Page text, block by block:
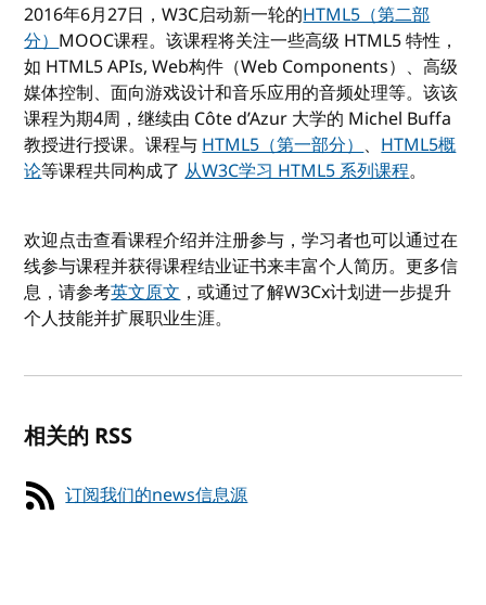
2016年6月27日，W3C启动新一轮的HTML5（第二部
分）MOOC课程。该课程将关注一些高级 HTML5 特性，
如 HTML5 APIs, Web构件（Web Components）、高级
媒体控制、面向游戏设计和音乐应用的音频处理等。该该
课程为期4周，继续由 Côte d’Azur 大学的 Michel Buffa
教授进行授课。课程与HTML5（第一部分）、HTML5概
论等课程共同构成了从W3C学习 HTML5 系列课程。
欢迎点击查看课程介绍并注册参与，学习者也可以通过在
线参与课程并获得课程结业证书来丰富个人简历。更多信
息，请参考英文原文，或通过了解W3Cx计划进一步提升
个人技能并扩展职业生涯。
相关的 RSS
订阅我们的news信息源